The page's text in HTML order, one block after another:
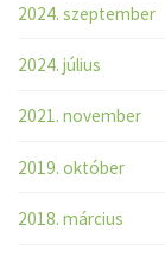
2024. szeptember
2024. július
2021. november
2019. október
2018. március